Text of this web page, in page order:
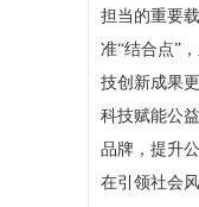
担当的重要
准“结合点”
技创新成果
科技赋能公
品牌，提升
在引领社会